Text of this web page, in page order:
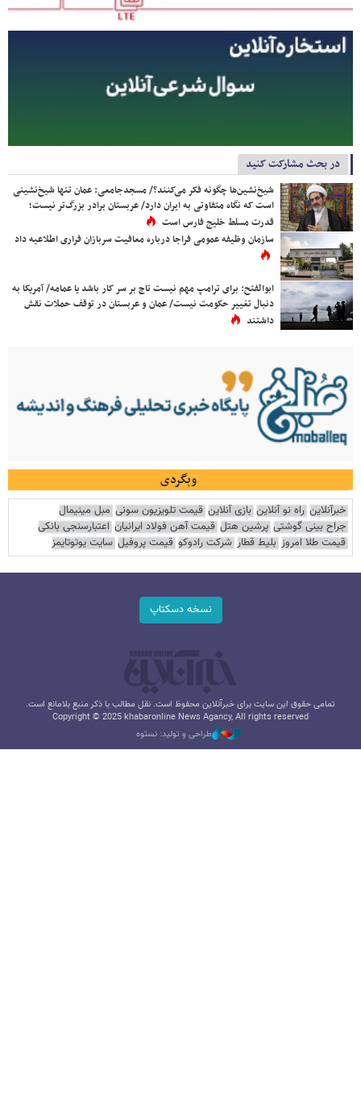
در بحث مشارکت کنید
شیخ‌نشین‌ها چگونه فکر می‌کنند؟/ مسجدجامعی: عمان تنها شیخ‌نشینی
است که نگاه متفاوتی به ایران دارد/ عربستان برادر بزرگ‌تر نیست؛
قدرت مسلط خلیج فارس است
سازمان وظیفه عمومی فراجا درباره معافیت سربازان فراری اطلاعیه داد
ابوالفتح: برای ترامپ مهم نیست تاج بر سر کار باشد یا عمامه/ آمریکا به
دنبال تغییر حکومت نیست/ عمان و عربستان در توقف حملات نقش
داشتند
وبگردی
خبرآنلاین راه نو آنلاین بازی آنلاین قیمت تلویزیون سونی مبل مینیمال
جراح بینی گوشتی پرشین هتل قیمت آهن فولاد ایرانیان اعتبارسنجی بانکی
قیمت طلا امروز بلیط قطار شرکت رادوکو قیمت پروفیل سایت یوتوتایمز
نسخه دسکتاپ
تمامی حقوق این سایت برای خبرآنلاین محفوظ است. نقل مطالب با ذکر منبع بلامانع است.
Copyright © 2025 khabaronline News Agancy, All rights reserved
طراحی و تولید: نستوه